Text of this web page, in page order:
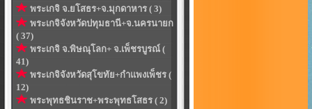
พระเกจิ จ.ยโสธร+จ.มุกดาหาร ( 3)
พระเกจิจังหวัดปทุมธานี+จ.นครนายก
( 37)
พระเกจิ จ.พิษณุโลก+ จ.เพ็ชรบูรณ์ (
41)
พระเกจิจังหวัดสุโขทัย+กำแพงเพ็ชร (
12)
พระพุทธชินราช+พระพุทธโสธร ( 2)